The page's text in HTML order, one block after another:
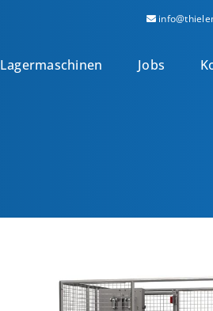
Lagermaschinen Jobs